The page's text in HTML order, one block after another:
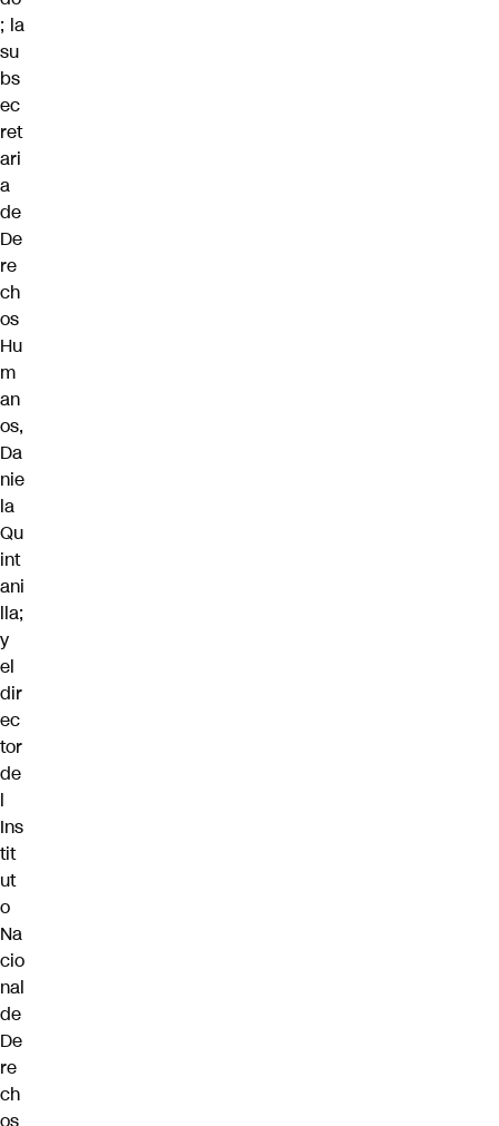
; la
su
bs
ec
ret
ari
a
de
De
re
ch
os
Hu
m
an
os,
Da
nie
la
Qu
int
ani
lla;
y
el
dir
ec
tor
de
l
Ins
tit
ut
o
Na
cio
nal
de
De
re
ch
os